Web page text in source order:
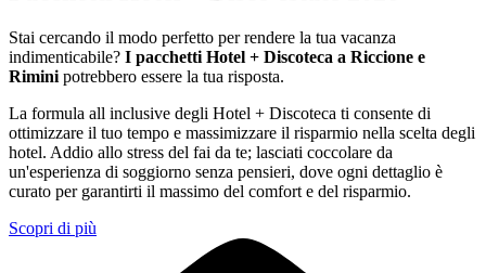
Stai cercando il modo perfetto per rendere la tua vacanza
indimenticabile? I pacchetti Hotel + Discoteca a Riccione e
Rimini potrebbero essere la tua risposta.
La formula all inclusive degli Hotel + Discoteca ti consente di
ottimizzare il tuo tempo e massimizzare il risparmio nella scelta degli
hotel. Addio allo stress del fai da te; lasciati coccolare da
un'esperienza di soggiorno senza pensieri, dove ogni dettaglio è
curato per garantirti il massimo del comfort e del risparmio.
Scopri di più